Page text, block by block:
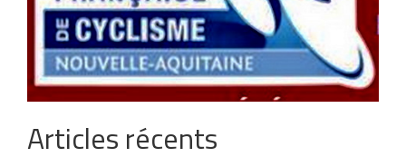
Articles récents